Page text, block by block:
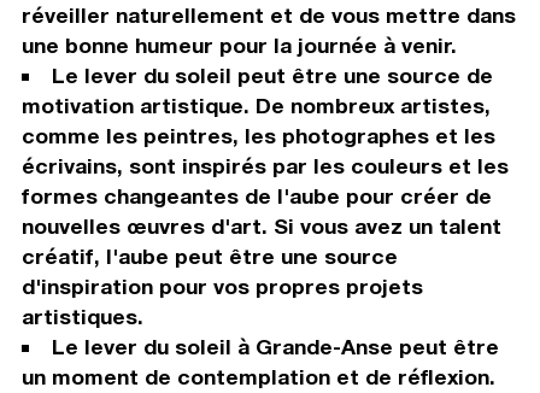
réveiller naturellement et de vous mettre dans
une bonne humeur pour la journée à venir.
Le lever du soleil peut être une source de
motivation artistique. De nombreux artistes,
comme les peintres, les photographes et les
écrivains, sont inspirés par les couleurs et les
formes changeantes de l'aube pour créer de
nouvelles œuvres d'art. Si vous avez un talent
créatif, l'aube peut être une source
d'inspiration pour vos propres projets
artistiques.
Le lever du soleil à Grande-Anse peut être
un moment de contemplation et de réflexion.